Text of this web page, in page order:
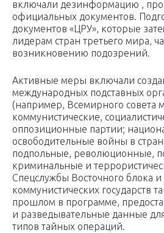
включали дезинформацию ,
официальных документов.
документов «ЦРУ», которые
лидерам стран третьего мира,
возникновению подозрений.
Активные меры включали
международных подставных
(например, Всемирного совета
коммунистические,
оппозиционные партии;
освободительные войны в
подпольные, революционные,
криминальные и
Спецслужбы Восточного блока и
коммунистических государств
прошлом в программе,
и разведывательные данные
типов тайных операций.